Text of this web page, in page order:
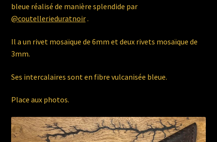
bleue réalisé de manière splendide par
@coutellerieduratnoir.
Il a un rivet mosaïque de 6mm et deux rivets mosaïque de
3mm.
Ses intercalaires sont en fibre vulcanisée bleue.
Place aux photos.